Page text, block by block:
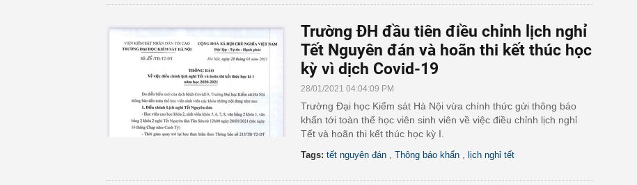
Trường ĐH đầu tiên điều chỉnh lịch nghỉ
Tết Nguyên đán và hoãn thi kết thúc học
kỳ vì dịch Covid-19
28/01/2021 04:04:09 PM
Trường Đại học Kiểm sát Hà Nội vừa chính thức gửi thông báo
khẩn tới toàn thể học viên sinh viên về việc điều chỉnh lịch nghỉ
Tết và hoãn thi kết thúc học kỳ I.
Tags: tết nguyên đán Thông báo khẩn lịch nghỉ tết